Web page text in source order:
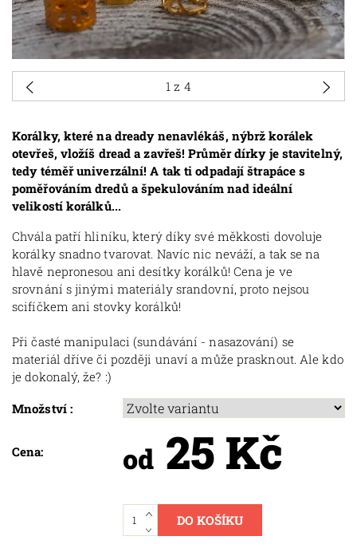
Korálky, které na dready nenavlékáš, nýbrž korálek
otevřeš, vložíš dread a zavřeš! Průměr dírky je stavitelný,
tedy téměř univerzální! A tak ti odpadají štrapáce s
poměřováním dredů a špekulováním nad ideální
velikostí korálků...
Chvála patří hliníku, který díky své měkkosti dovoluje
korálky snadno tvarovat. Navíc nic neváží, a tak se na
hlavě nepronesou ani desítky korálků! Cena je ve
srovnání s jinými materiály srandovní, proto nejsou
scifíčkem ani stovky korálků!
Při časté manipulaci (sundávání - nasazování) se
materiál dříve či později unaví a může prasknout. Ale kdo
je dokonalý, že? :)
Množství :
Cena: od 25 Kč
1 z 4